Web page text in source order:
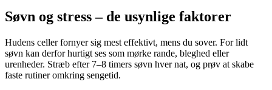
Søvn og stress – de usynlige faktorer
Hudens celler fornyer sig mest effektivt, mens du sover. For lidt
søvn kan derfor hurtigt ses som mørke rande, bleghed eller
urenheder. Stræb efter 7–8 timers søvn hver nat, og prøv at skabe
faste rutiner omkring sengetid.